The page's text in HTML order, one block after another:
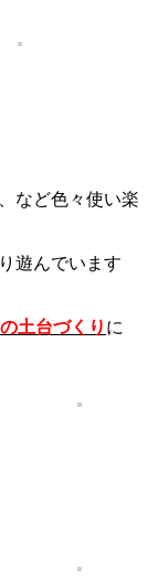
など色々使い楽
遊んでいます
土台づくり に